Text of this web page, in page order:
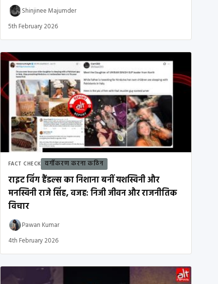
Shinjinee Majumder
5th February 2026
FACT CHECK वर्गीकरण करना कठिन
राइट विंग हैंडल्स का निशाना बनीं यशस्विनी और
मनस्विनी राजे सिंह, वजह: निजी जीवन और राजनीतिक
विचार
Pawan Kumar
4th February 2026